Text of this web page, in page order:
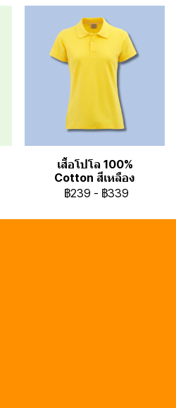
เสื้อโปโล 100%
Cotton สีเหลือง
฿239 - ฿339